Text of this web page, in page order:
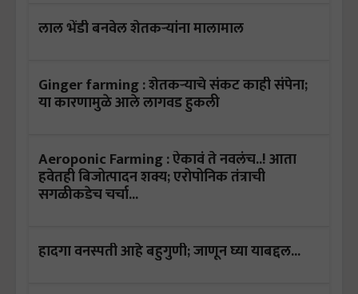
लाल भेंडी बनवेल शेतकऱ्यांना मालामाल
Ginger farming : शेतकऱ्याचे संकट काही संपेना;
या कारणामुळे आले लागवड हुकली
Aeroponic Farming : ऐकावं ते नवलंच..! आता
हवेतही बिजोत्पादन शक्य; एरोपोनिक तंत्राची
सगळीकडेच चर्चा...
हादगा वनस्पती आहे बहुगुणी; जाणून घ्या याबद्दल...